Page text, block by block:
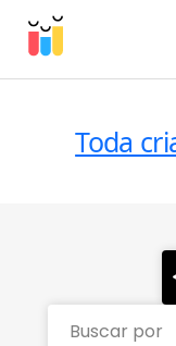
Toda
Buscar por